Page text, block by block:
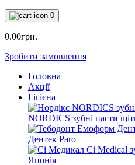
0
0.00грн.
Зробити замовлення
Головна
Акції
Гігієна
NORDICS зубні пасти
Дентек Paro